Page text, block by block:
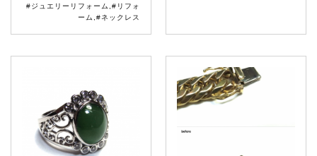
#ジュエリーリフォーム #リフォ
ーム #ネックレス